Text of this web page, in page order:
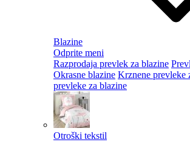
Blazine
Odprite meni
Razprodaja prevlek za blazine
Okrasne blazine Krznene prevleke
prevleke za blazine
Otroški tekstil